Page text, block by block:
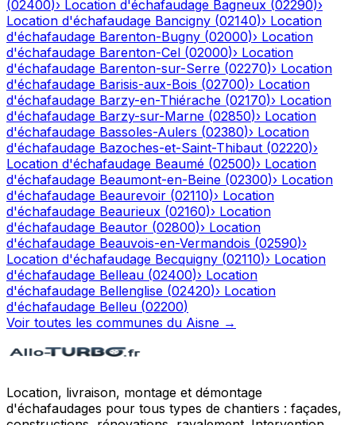
(02400)› Location d'échafaudage Bagneux (02290)›
Location d'échafaudage Bancigny (02140)› Location
d'échafaudage Barenton-Bugny (02000)› Location
d'échafaudage Barenton-Cel (02000)› Location
d'échafaudage Barenton-sur-Serre (02270)› Location
d'échafaudage Barisis-aux-Bois (02700)› Location
d'échafaudage Barzy-en-Thiérache (02170)› Location
d'échafaudage Barzy-sur-Marne (02850)› Location
d'échafaudage Bassoles-Aulers (02380)› Location
d'échafaudage Bazoches-et-Saint-Thibaut (02220)›
Location d'échafaudage Beaumé (02500)› Location
d'échafaudage Beaumont-en-Beine (02300)› Location
d'échafaudage Beaurevoir (02110)› Location
d'échafaudage Beaurieux (02160)› Location
d'échafaudage Beautor (02800)› Location
d'échafaudage Beauvois-en-Vermandois (02590)›
Location d'échafaudage Becquigny (02110)› Location
d'échafaudage Belleau (02400)› Location
d'échafaudage Bellenglise (02420)› Location
d'échafaudage Belleu (02200)
Voir toutes les communes du Aisne →
Location, livraison, montage et démontage
d'échafaudages pour tous types de chantiers : façades,